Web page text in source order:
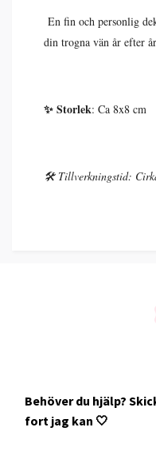
En fin och personlig
din trogna vän år efter
✨ Storlek: Ca 8x8 cm
🛠️ Tillverkningstid:
Behöver du hjälp?
fort jag kan 🤍